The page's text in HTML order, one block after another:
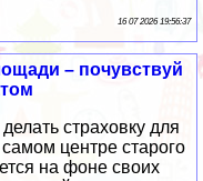
16 07 2026 19:56:37
– почувствуй
страховку для
центре старого
на фоне своих